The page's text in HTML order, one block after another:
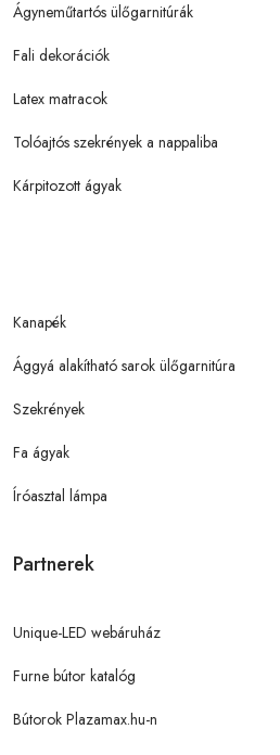
Ágyneműtartós ülőgarnitúrák
Fali dekorációk
Latex matracok
Tolóajtós szekrények a nappaliba
Kárpitozott ágyak
Kanapék
Ággyá alakítható sarok ülőgarnitúra
Szekrények
Fa ágyak
Íróasztal lámpa
Partnerek
Unique-LED webáruház
Furne bútor katalóg
Bútorok Plazamax.hu-n